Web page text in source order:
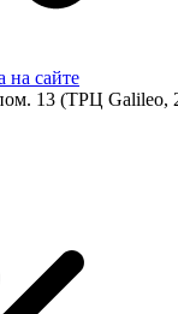
на сайте
13 (ТРЦ Galileo,